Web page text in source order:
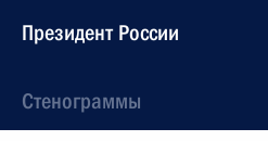
Президент России
Стенограммы